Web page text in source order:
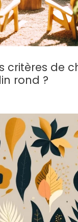
critères de
rond ?